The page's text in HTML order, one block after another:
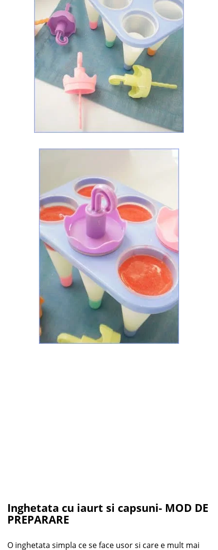
Inghetata cu iaurt si capsuni- MOD DE
PREPARARE
O inghetata simpla ce se face usor si care e mult mai